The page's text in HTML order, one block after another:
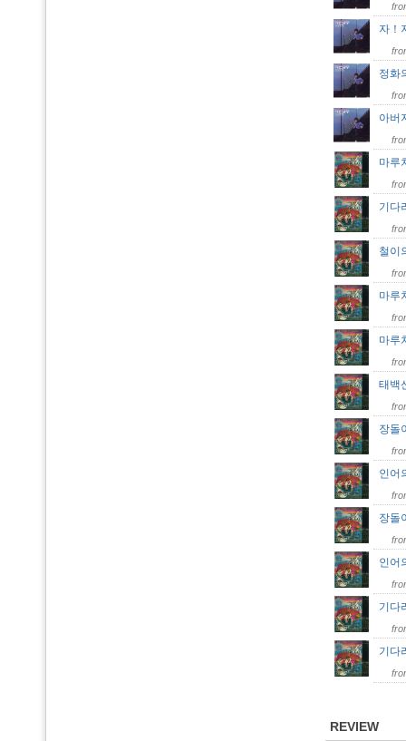
자！
정화
아버
마루
기다
철이
마루
마루
태백
장돌
인어
장돌
인어
기다
기다
REVIEW